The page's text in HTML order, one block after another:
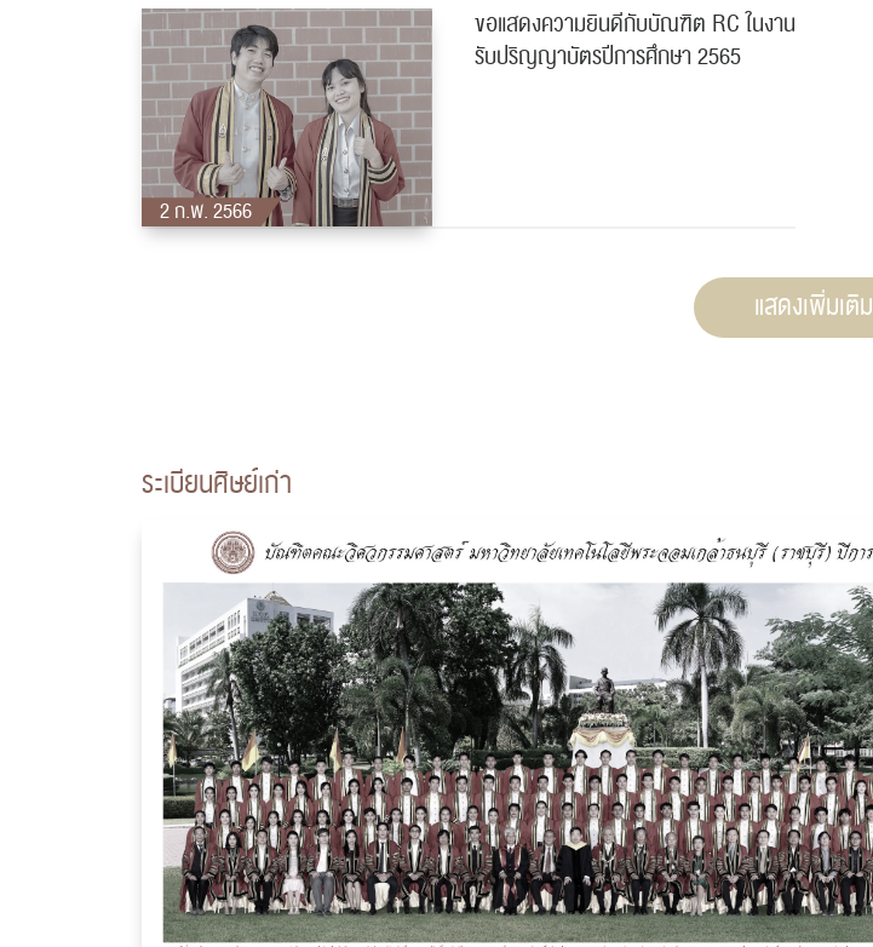
2 ก.พ. 2566
ขอแสดงความยินดีกับบัณฑิต RC ในงาน
รับปริญญาบัตรปีการศึกษา 2565
แสดงเพิ่มเติม
ระเบียนศิษย์เก่า